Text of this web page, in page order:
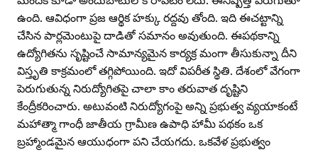
ఉంది. ఆవిధంగా ప్రజ ఆర్థిక హక్కు రద్దవు తోంది. ఇది ఈచట్టాన్ని
చేసిన పార్లమెంటుపై దాడితో సమానం అవుతుంది. ఈపథకాన్ని
ఉద్యోగితను సృష్టించే సామాన్యమైన కార్యక్ర మంగా తీసుకున్నా దీని
విస్తృతి కాక్రమంలో తగ్గిపోయింది. ఇదో విపరీత స్థితి. దేశంలో వేగంగా
పెరుగుతున్న నిరుద్యోగితపై చాలా కాం తరువాత దృష్టిని
కేంద్రీకరించారు. అటువంటి నిరుద్యోగంపై అన్ని ప్రభుత్వ వ్యయాకంటే
మహాత్మా గాంధీ జాతీయ గ్రామీణ ఉపాధి హామీ పథకం ఒక
బ్రహ్మాండమైన ఆయుధంగా పని చేయగదు. ఒకవేళ ప్రభుత్వం